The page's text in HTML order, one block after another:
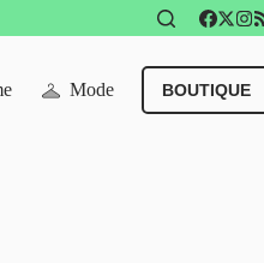
Mode BOUTIQUE